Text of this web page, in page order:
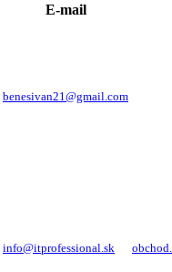
E-mail
benesivan21@gmail.com
info@itprofessional.sk